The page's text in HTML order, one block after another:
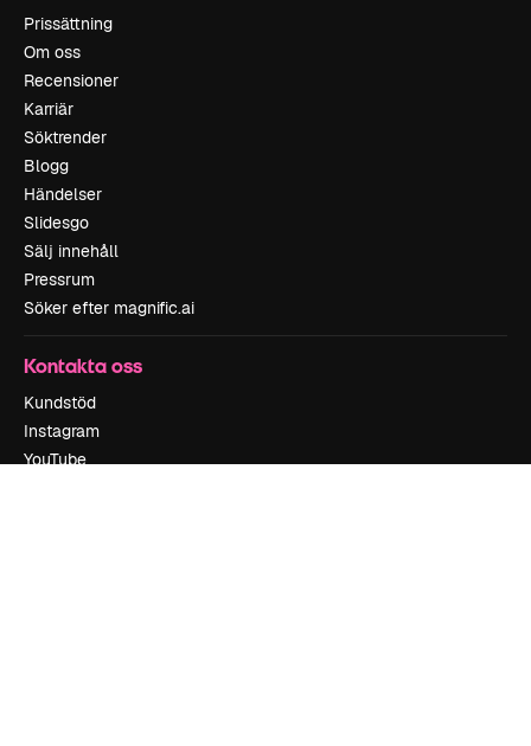
Prissättning
Om oss
Recensioner
Karriär
Söktrender
Blogg
Händelser
Slidesgo
Sälj innehåll
Pressrum
Söker efter magnific.ai
Kontakta oss
Kundstöd
Instagram
YouTube